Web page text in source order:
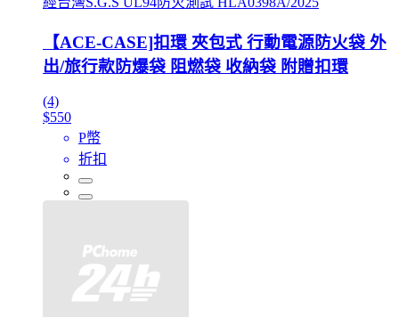
【ACE-CASE]扣環 夾包式 行動電源防火袋 外
出/旅行款防爆袋 阻燃袋 收納袋 附贈扣環
(4)
$550
P幣
折扣